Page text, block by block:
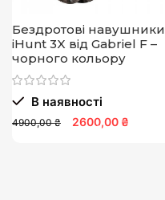
Бездротові навушники
iHunt 3X від Gabriel F –
чорного кольору
В наявності
4900,00 ₴ 2600,00 ₴